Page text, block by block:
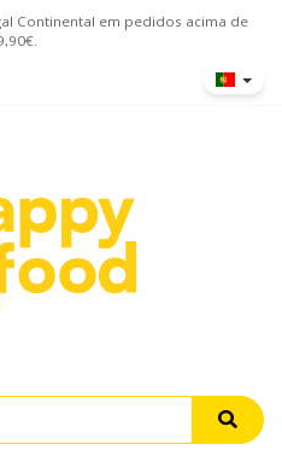
Continental em pedidos acima de